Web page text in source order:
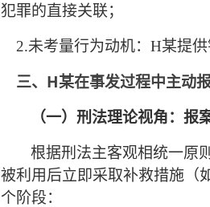
犯罪的直接关联；
2.未考量行为动机： H某提
三、 H某在事发过程中主动
（一）刑法理论视角：报
根据刑法主客观相统一原
被利用后立即采取补救措施（
个阶段：